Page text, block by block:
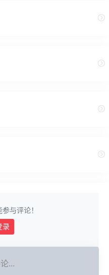
与评论！
录
...